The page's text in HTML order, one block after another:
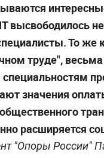
высвободилось
То же
труде",
значения
расширяется
"Опоры России"